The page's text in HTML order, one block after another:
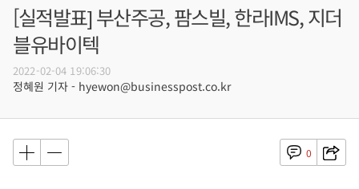
[실적발표] 부산주공, 팜스빌, 한라IMS, 지더
블유바이텍
2022-02-04 19:06:30
정혜원 기자 - hyewon@businesspost.co.kr
0